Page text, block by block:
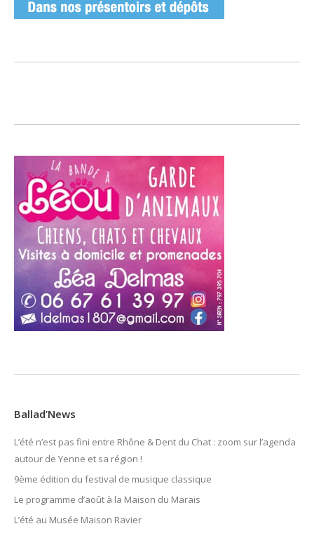
Ballad’News
L’été n’est pas fini entre Rhône & Dent du Chat : zoom sur l’agenda
autour de Yenne et sa région !
9ème édition du festival de musique classique
Le programme d’août à la Maison du Marais
L’été au Musée Maison Ravier